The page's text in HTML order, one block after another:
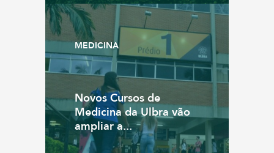
MEDICINA
Novos Cursos de
Medicina da Ulbra vão
ampliar a...